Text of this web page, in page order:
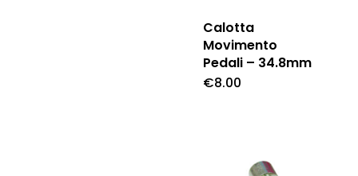
Calotta
Movimento
Pedali – 34.8mm
€8.00